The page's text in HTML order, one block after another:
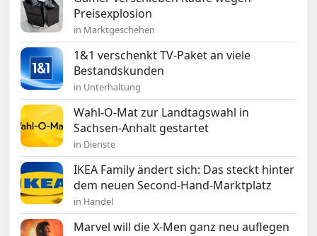
Preisexplosion
in Marktgeschehen
1&1 verschenkt TV-Paket an viele
Bestandskunden
in Unterhaltung
Wahl-O-Mat zur Landtagswahl in
Sachsen-Anhalt gestartet
in Dienste
IKEA Family ändert sich: Das steckt hinter
dem neuen Second-Hand-Marktplatz
in Handel
Marvel will die X-Men ganz neu auflegen